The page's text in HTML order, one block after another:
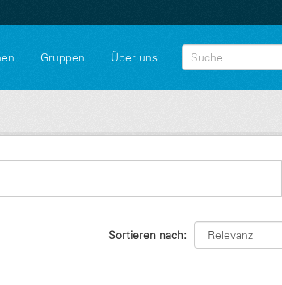
Gruppen Über uns
Sortieren nach